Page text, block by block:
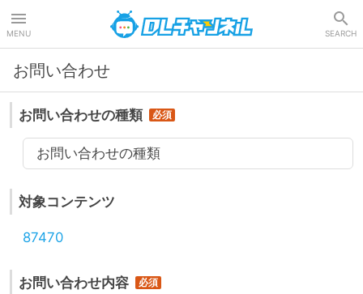
MENU SEARCH
お問い合わせ
お問い合わせの種類
お問い合わせの種類
対象コンテンツ
87470
お問い合わせ内容